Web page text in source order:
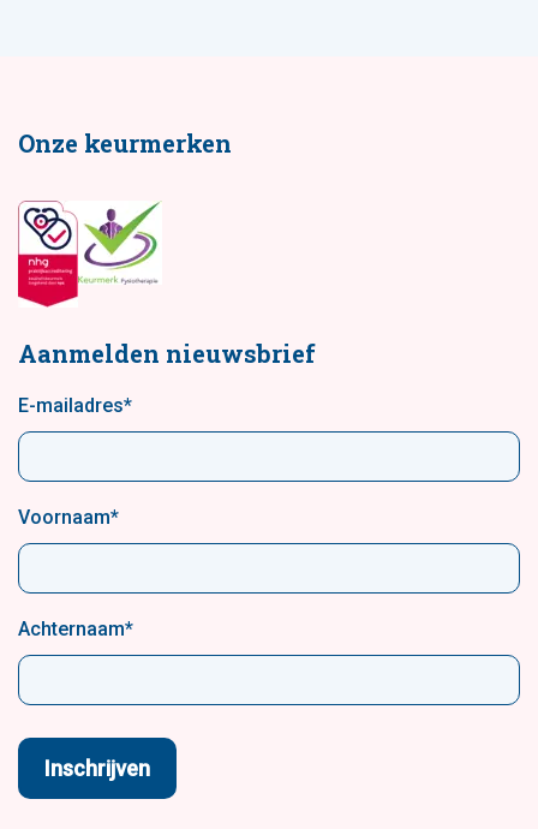
Onze keurmerken
Aanmelden nieuwsbrief
E-mailadres*
Voornaam*
Achternaam*